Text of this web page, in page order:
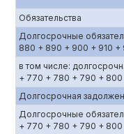
Обязательства
Долгосрочные
880 + 890 + 900 + 910 +
в том числе:
+ 770 + 780 + 790 +
Долгосрочная
Долгосрочные
+ 770 + 780 + 790 + 800